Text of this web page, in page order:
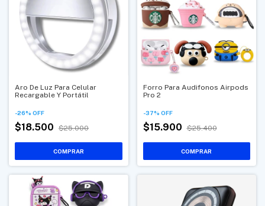
Aro De Luz Para Celular
Recargable Y Portátil
-26% OFF
$18.500 $25.000
Forro Para Audifonos Airpods
Pro 2
-37% OFF
$15.900 $25.400
COMPRAR